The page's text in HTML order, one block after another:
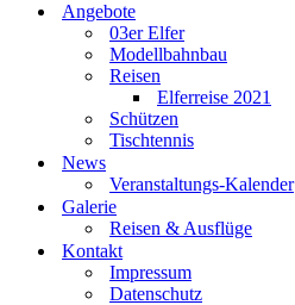
Angebote
03er Elfer
Modellbahnbau
Reisen
Elferreise 2021
Schützen
Tischtennis
News
Veranstaltungs-Kalender
Galerie
Reisen & Ausflüge
Kontakt
Impressum
Datenschutz